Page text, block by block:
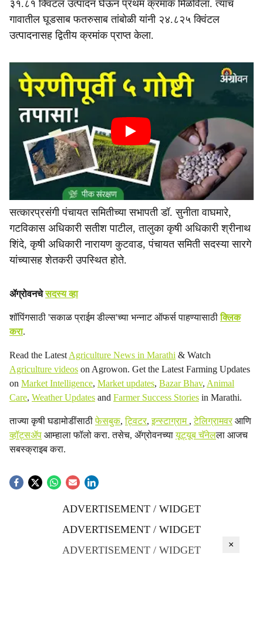
३१.८१ क्विंटल उत्पादन घेऊन प्रथम क्रमांक मिळविला. त्याच
गावातील घूडसाब फतरुसाब तांबोळी यांनी २४.८२५ क्विंटल
उत्पादनासह द्वितीय क्रमांक प्राप्त केला.
सत्कारप्रसंगी पंचायत समितीच्या सभापती डॉ. सुनीता वाघमारे,
गटविकास अधिकारी सतीश पाटील, तालुका कृषी अधिकारी श्रीनाथ
शिंदे, कृषी अधिकारी नारायण कुटवाड, पंचायत समिती सदस्या सारगे
यांच्यासह शेतकरी उपस्थित होते.
ॲग्रोवनचेसदस्य व्हा
शॉपिंगसाठी 'सकाळ प्राईम डील्स'च्या भन्नाट ऑफर्स पाहण्यासाठीक्लिक
करा.
Read the Latest Agriculture News in Marathi & Watch
Agriculture videos on Agrowon. Get the Latest Farming Updates
on Market Intelligence, Market updates, Bazar Bhav, Animal
Care, Weather Updates and Farmer Success Stories in Marathi.
ताज्या कृषी घडामोडींसाठीफेसबुक,ट्विटर,इन्स्टाग्राम ,टेलिग्रामवरआणि
व्हॉट्सॲप आम्हाला फॉलो करा. तसेच, ॲग्रोवनच्यायूट्यूब चॅनेलला आजच
सबस्क्राइब करा.
ADVERTISEMENT / WIDGET
ADVERTISEMENT / WIDGET
ADVERTISEMENT / WIDGET
×